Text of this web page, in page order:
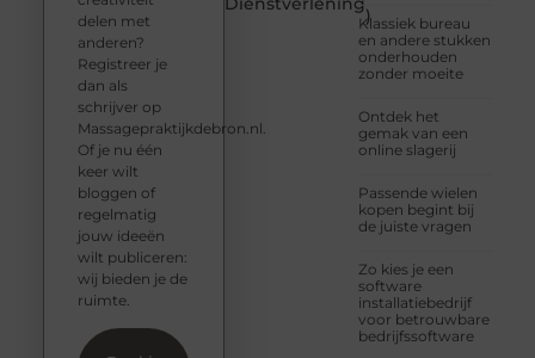
)
Klassiek bureau
en andere stukken
onderhouden
zonder moeite
Ontdek het
gemak van een
online slagerij
Passende wielen
kopen begint bij
de juiste vragen
Zo kies je een
software
installatiebedrijf
voor betrouwbare
bedrijfssoftware
delen met
anderen?
Registreer je
dan als
schrijver op
Massagepraktijkdebron.nl.
Of je nu één
keer wilt
bloggen of
regelmatig
jouw ideeën
wilt publiceren:
wij bieden je de
ruimte.